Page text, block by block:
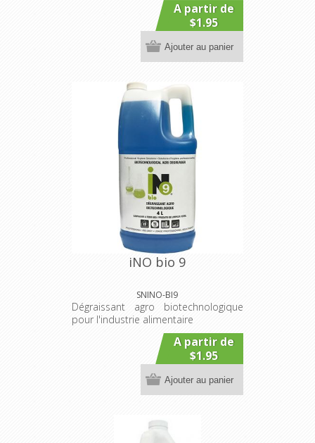
A partir de
$1.95
Ajouter au panier
iNO bio 9
SNINO-BI9
Dégraissant agro biotechnologique
pour l'industrie alimentaire
A partir de
$1.95
Ajouter au panier